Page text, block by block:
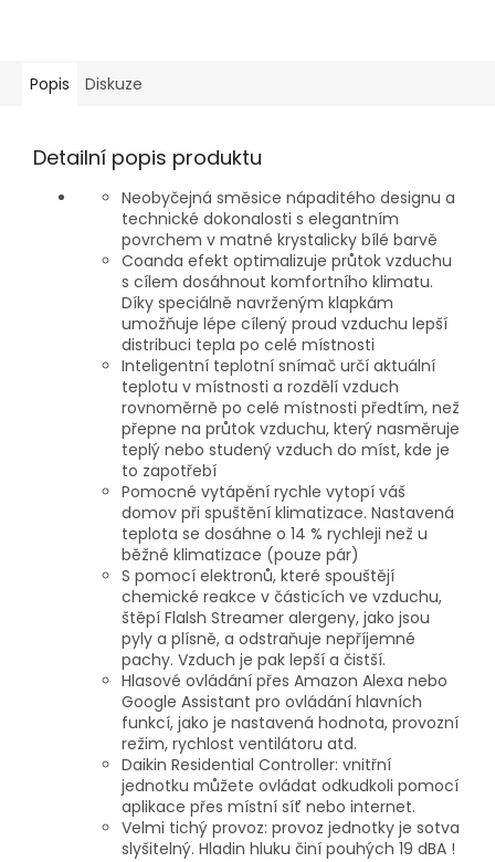
Popis Diskuze
Detailní popis produktu
Neobyčejná směsice nápaditého designu a
technické dokonalosti s elegantním
povrchem v matné krystalicky bílé barvě
Coanda efekt optimalizuje průtok vzduchu
s cílem dosáhnout komfortního klimatu.
Díky speciálně navrženým klapkám
umožňuje lépe cílený proud vzduchu lepší
distribuci tepla po celé místnosti
Inteligentní teplotní snímač určí aktuální
teplotu v místnosti a rozdělí vzduch
rovnoměrně po celé místnosti předtím, než
přepne na průtok vzduchu, který nasměruje
teplý nebo studený vzduch do míst, kde je
to zapotřebí
Pomocné vytápění rychle vytopí váš
domov při spuštění klimatizace. Nastavená
teplota se dosáhne o 14 % rychleji než u
běžné klimatizace (pouze pár)
S pomocí elektronů, které spouštějí
chemické reakce v částicích ve vzduchu,
štěpí Flalsh Streamer alergeny, jako jsou
pyly a plísně, a odstraňuje nepříjemné
pachy. Vzduch je pak lepší a čistší.
Hlasové ovládání přes Amazon Alexa nebo
Google Assistant pro ovládání hlavních
funkcí, jako je nastavená hodnota, provozní
režim, rychlost ventilátoru atd.
Daikin Residential Controller: vnitřní
jednotku můžete ovládat odkudkoli pomocí
aplikace přes místní síť nebo internet.
Velmi tichý provoz: provoz jednotky je sotva
slyšitelný. Hladin hluku činí pouhých 19 dBA !